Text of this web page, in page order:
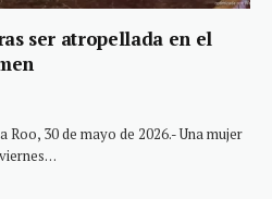
ser atropellada en el
Roo, 30 de mayo de 2026.- Una mujer